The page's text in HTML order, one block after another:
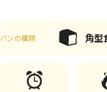
パンの種類 角型